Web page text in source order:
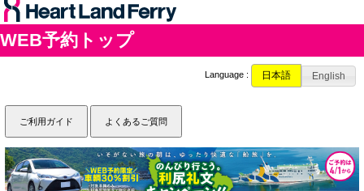
WEB予約トップ
Language : 日本語 English
ご利用ガイド よくあるご質問